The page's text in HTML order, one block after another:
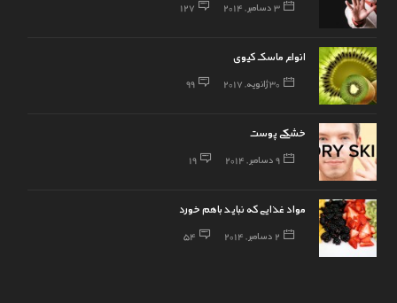
3 دسامبر, 2014 127
انواع ماسک کیوی
30 ژانویه, 2017 99
خشکی پوست
9 دسامبر, 2014 19
مواد غذایی که نباید باهم خورد
2 دسامبر, 2014 54